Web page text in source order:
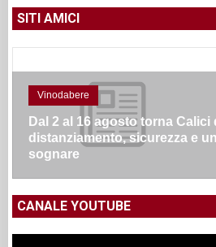
SITI AMICI
Vinodabere
Dal 2 al 16 agosto torna Calici
distanziamento, sicurezza e
sognare
CANALE YOUTUBE